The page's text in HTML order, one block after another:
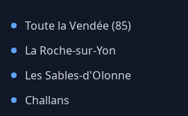
Toute la Vendée (85)
La Roche-sur-Yon
Les Sables-d'Olonne
Challans